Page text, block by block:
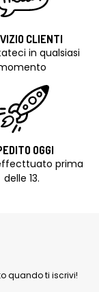
CLIENTI
in qualsiasi
OGGI
prima
delle 13.
quando ti iscrivi!